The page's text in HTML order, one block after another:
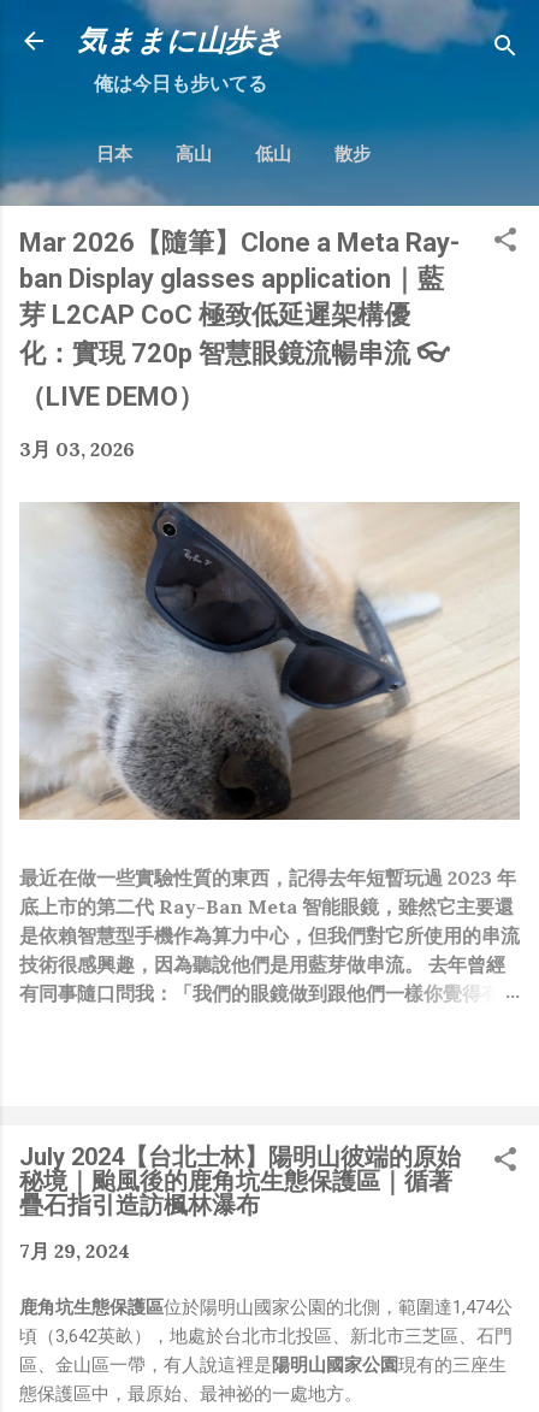
跳到主要內容
気ままに山歩き
俺は今日も步いてる
日本 高山 低山 散步
Mar 2026【隨筆】Clone a Meta Ray-
ban Display glasses application｜藍
芽 L2CAP CoC 極致低延遲架構優
化：實現 720p 智慧眼鏡流暢串流 👓
（LIVE DEMO）
3月 03, 2026
最近在做一些實驗性質的東西，記得去年短暫玩過 2023 年
底上市的第二代 Ray-Ban Meta 智能眼鏡，雖然它主要還
是依賴智慧型手機作為算力中心，但我們對它所使用的串流
技術很感興趣，因為聽說他們是用藍芽做串流。 去年曾經
有同事隨口問我：「我們的眼鏡做到跟他們一樣你覺得有可
人，那我還在這幹嘛？？？（笑）” 也記得更久以前，當我
們還在研究那個眼鏡時，常聽到像是：『 他們不知道用了
什麼黑科技 』，這類沒有建設性、不應該從 RD 嘴裡說出
來的話，而我也是不以為然。坦白講，以前每次只要聽到某
SW嘴砲經理（暫且以H君稱之），沒事就把『 黑科技 』
同樣身為RD，我只覺得 Shame on you！（打嘴炮、作
秀搶風頭、噁心帶風向、搞政治操作、把別人做事的成果搶
去幫自己抬轎、有鍋直接推給下屬扛、散佈同事私生活謠
言，還有職場霸凌，這些你他媽都頂級專業戶，除此之外沒
July 2024【台北士林】陽明山彼端的原始
秘境｜颱風後的鹿角坑生態保護區｜循著
疊石指引造訪楓林瀑布
7月 29, 2024
鹿角坑生態保護區位於陽明山國家公園的北側，範圍達1,474公
頃（3,642英畝），地處於台北市北投區、新北市三芝區、石門
區、金山區一帶，有人說這裡是陽明山國家公園現有的三座生
態保護區中，最原始、最神祕的一處地方。